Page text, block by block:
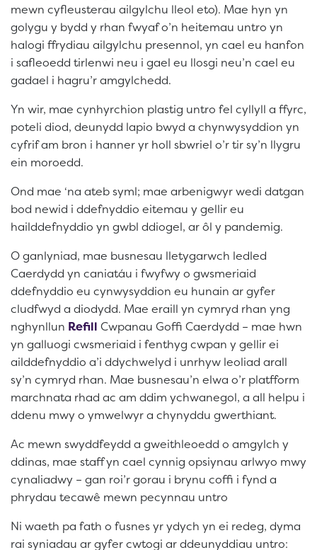
mewn cyfleusterau ailgylchu lleol eto). Mae hyn yn
golygu y bydd y rhan fwyaf o’n heitemau untro yn
halogi ffrydiau ailgylchu presennol, yn cael eu hanfon
i safleoedd tirlenwi neu i gael eu llosgi neu’n cael eu
gadael i hagru’r amgylchedd.
Yn wir, mae cynhyrchion plastig untro fel cyllyll a ffyrc,
poteli diod, deunydd lapio bwyd a chynwysyddion yn
cyfrif am bron i hanner yr holl sbwriel o’r tir sy’n llygru
ein moroedd.
Ond mae ‘na ateb syml; mae arbenigwyr wedi datgan
bod newid i ddefnyddio eitemau y gellir eu
hailddefnyddio yn gwbl ddiogel, ar ôl y pandemig.
O ganlyniad, mae busnesau lletygarwch ledled
Caerdydd yn caniatáu i fwyfwy o gwsmeriaid
ddefnyddio eu cynwysyddion eu hunain ar gyfer
cludfwyd a diodydd. Mae eraill yn cymryd rhan yng
nghynllun Refill Cwpanau Goffi Caerdydd – mae hwn
yn galluogi cwsmeriaid i fenthyg cwpan y gellir ei
ailddefnyddio a’i ddychwelyd i unrhyw leoliad arall
sy’n cymryd rhan. Mae busnesau’n elwa o’r platfform
marchnata rhad ac am ddim ychwanegol, a all helpu i
ddenu mwy o ymwelwyr a chynyddu gwerthiant.
Ac mewn swyddfeydd a gweithleoedd o amgylch y
ddinas, mae staff yn cael cynnig opsiynau arlwyo mwy
cynaliadwy – gan roi’r gorau i brynu coffi i fynd a
phrydau tecawê mewn pecynnau untro
Ni waeth pa fath o fusnes yr ydych yn ei redeg, dyma
rai syniadau ar gyfer cwtogi ar ddeunyddiau untro: